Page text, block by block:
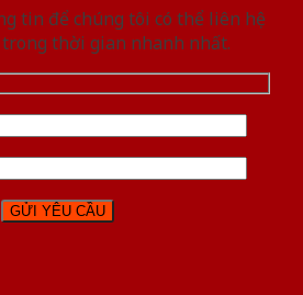
tin để chúng tôi có thể liên hệ
thời gian nhanh nhất.